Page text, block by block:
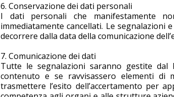
6. Conservazione dei dati personali
I dati personali che manifestamente
immediatamente cancellati. Le segnalazioni
decorrere dalla data della comunicazione
7. Comunicazione dei dati
Tutte le segnalazioni saranno gestite dal
contenuto e se ravvisassero elementi di
trasmettere l’esito dell’accertamento per